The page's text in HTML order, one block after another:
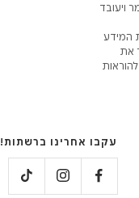
ויעובד
המידע
את
עקבו אחרינו ברשתות!